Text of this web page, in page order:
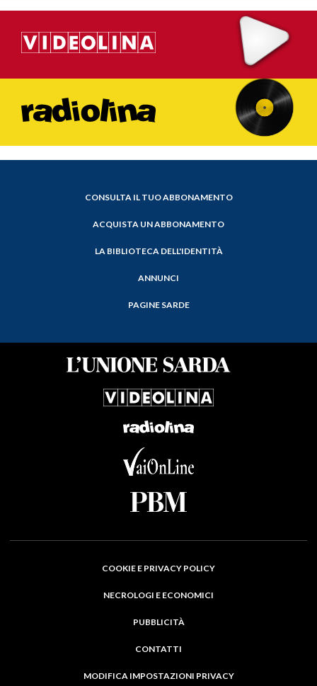
CONSULTA IL TUO ABBONAMENTO
ACQUISTA UN ABBONAMENTO
LA BIBLIOTECA DELL'IDENTITÀ
ANNUNCI
PAGINE SARDE
COOKIE E PRIVACY POLICY
NECROLOGI E ECONOMICI
PUBBLICITÀ
CONTATTI
MODIFICA IMPOSTAZIONI PRIVACY